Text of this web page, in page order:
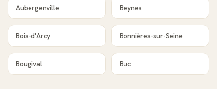
Aubergenville Beynes
Bois-d'Arcy Bonnières-sur-Seine
Bougival Buc